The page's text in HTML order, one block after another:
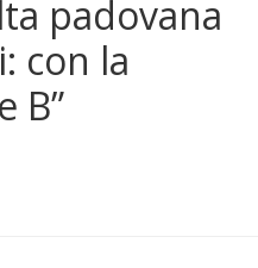
padovana
con la
B”